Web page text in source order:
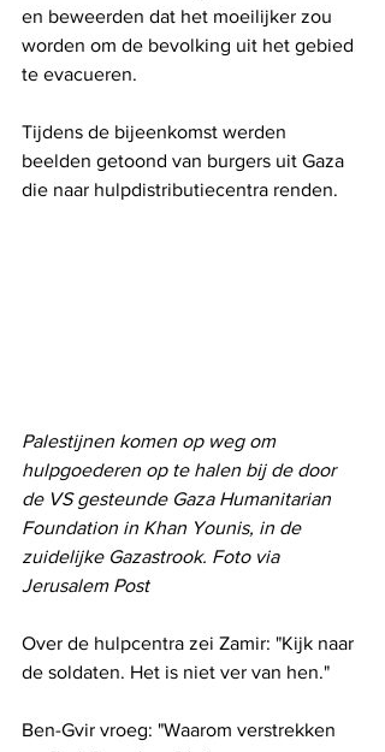
en beweerden dat het moeilijker zou
worden om de bevolking uit het gebied
te evacueren.
Tijdens de bijeenkomst werden
beelden getoond van burgers uit Gaza
die naar hulpdistributiecentra renden.
Palestijnen komen op weg om
hulpgoederen op te halen bij de door
de VS gesteunde Gaza Humanitarian
Foundation in Khan Younis, in de
zuidelijke Gazastrook. Foto via
Jerusalem Post
Over de hulpcentra zei Zamir: "Kijk naar
de soldaten. Het is niet ver van hen."
Ben-Gvir vroeg: "Waarom verstrekken